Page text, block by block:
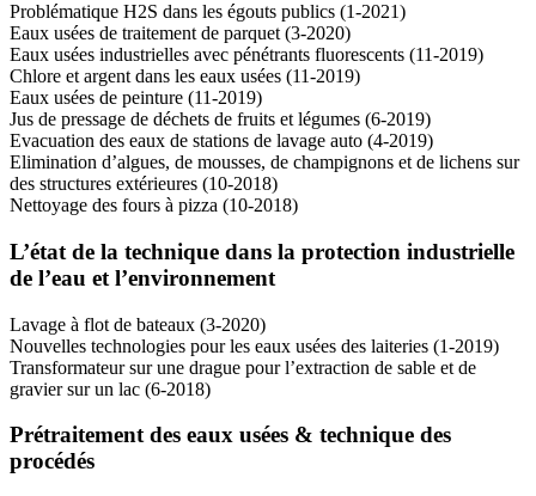
Problématique H2S dans les égouts publics (1-2021)
Eaux usées de traitement de parquet (3-2020)
Eaux usées industrielles avec pénétrants fluorescents (11-2019)
Chlore et argent dans les eaux usées (11-2019)
Eaux usées de peinture (11-2019)
Jus de pressage de déchets de fruits et légumes (6-2019)
Evacuation des eaux de stations de lavage auto (4-2019)
Elimination d’algues, de mousses, de champignons et de lichens sur
des structures extérieures (10-2018)
Nettoyage des fours à pizza (10-2018)
L’état de la technique dans la protection industrielle
de l’eau et l’environnement
Lavage à flot de bateaux (3-2020)
Nouvelles technologies pour les eaux usées des laiteries (1-2019)
Transformateur sur une drague pour l’extraction de sable et de
gravier sur un lac (6-2018)
Prétraitement des eaux usées & technique des
procédés